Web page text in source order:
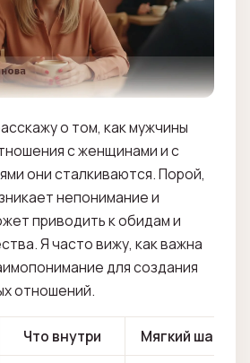
о том, как мужчины
с женщинами и с
они сталкиваются. Порой,
непонимание и
приводить к обидам и
Я часто вижу, как важна
для создания
отношений.
Что внутри
Мягкий шаг